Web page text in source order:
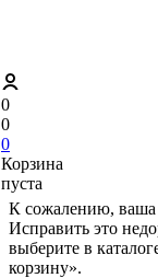
0
0
0
Корзина
пуста
К сожалению, ваша
Исправить это
выберите в
корзину».